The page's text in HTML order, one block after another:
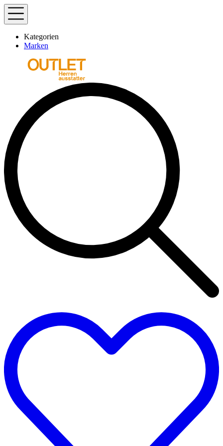
Kategorien
Marken